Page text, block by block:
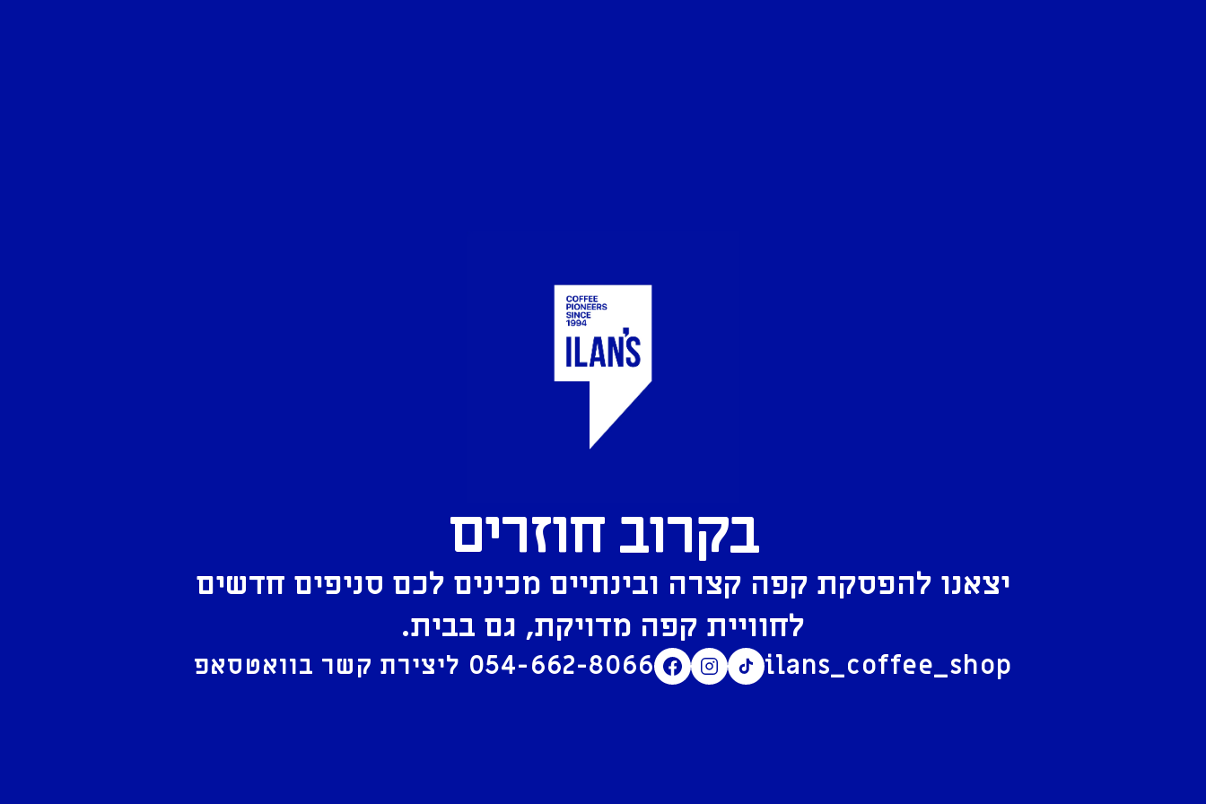
בקרוב חוזרים
יצאנו להפסקת קפה קצרה ובינתיים מכינים לכם סניפים חדשים
לחוויית קפה מדויקת, גם בבית.
054-662-8066 ilans_coffee_shop